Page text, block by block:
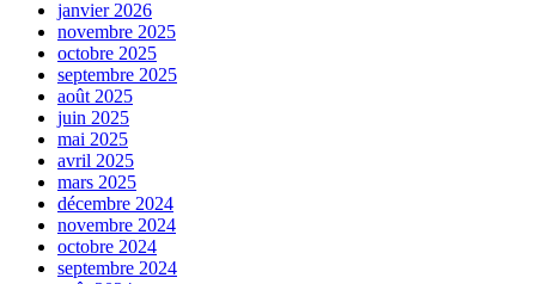
janvier 2026
novembre 2025
octobre 2025
septembre 2025
août 2025
juin 2025
mai 2025
avril 2025
mars 2025
décembre 2024
novembre 2024
octobre 2024
septembre 2024